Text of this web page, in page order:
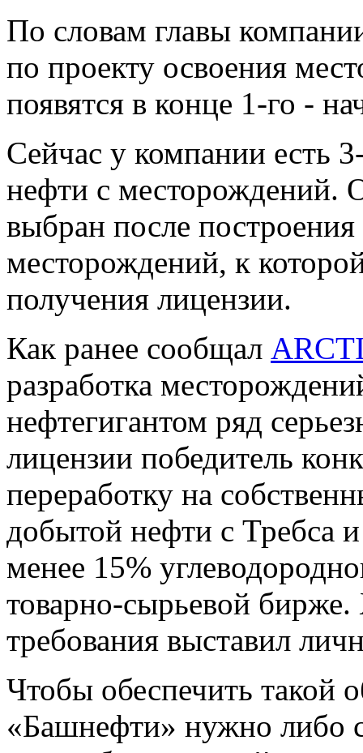
По словам главы
по проекту освоения
появятся в конце 1-го -
Сейчас у компании есть
нефти с месторождений.
выбран после
месторождений, к
получения лицензии.
Как ранее сообщал
разработка
нефтегигантом ряд
лицензии победитель
переработку на
добытой нефти с Требса
менее 15%
товарно-сырьевой бирже.
требования выставил
Чтобы обеспечить такой
«Башнефти» нужно либо